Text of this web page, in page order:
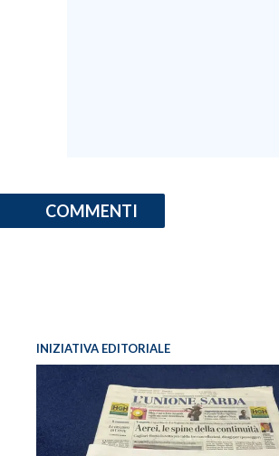
COMMENTI
INIZIATIVA EDITORIALE